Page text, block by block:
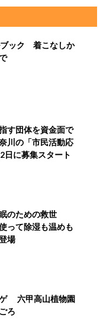
ブック 着こなしか
す団体を資金面で
川の「市民活動応
日に募集スタート
のための救世
って除湿も温めも
場
六甲高山植物園
ろ